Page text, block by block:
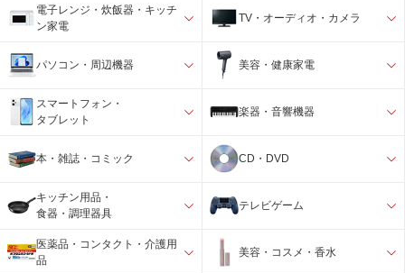
電子レンジ・炊飯器・キッチ
ン家電
TV・オーディオ・カメラ
パソコン・周辺機器 美容・健康家電
スマートフォン・
タブレット
楽器・音響機器
本・雑誌・コミック CD・DVD
キッチン用品・
食器・調理器具
テレビゲーム
医薬品・コンタクト・介護用
品
美容・コスメ・香水